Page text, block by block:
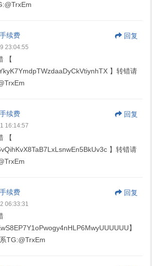
续费 回复
23:04:55
【
】转错请
续费 回复
16:14:57
【
】转错请
续费 回复
06:33:31
】
TG:@TrxEm